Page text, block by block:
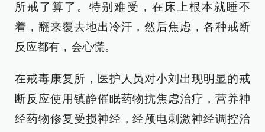
所戒了算了。特别难受，在床上根本就睡不
着，翻来覆去地出冷汗，然后焦虑，各种戒断
反应都有，会心慌。
在戒毒康复所，医护人员对小刘出现明显的戒
断反应使用镇静催眠药物抗焦虑治疗，营养神
经药物修复受损神经，经颅电刺激神经调控治